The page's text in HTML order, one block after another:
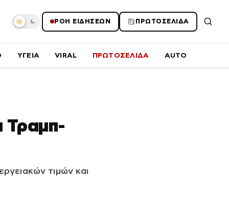
ΡΟΗ ΕΙΔΗΣΕΩΝ ΠΡΩΤΟΣΕΛΙΔΑ
ΥΓΕΙΑ VIRAL ΠΡΩΤΟΣΕΛΙΔΑ AUTO
Τραμπ-
τιμών και